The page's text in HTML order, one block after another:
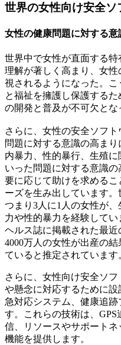
世界の女性向け安全ソ
女性の健康問題に対する意
世界中で女性が直面する
理解が著しく高まり、女
視されるようになった。
と福祉を擁護し保護する
の開発と普及が不可欠とな
さらに、女性の安全ソフ
問題に対する意識の高ま
内暴力、性的暴行、生殖
いった問題に対する意識
要に応じて助けを求める
ーズを生み出しています。
つまり3人に1人の女性が
力や性的暴力を経験して
ヘルス誌に掲載された最
4000万人の女性が出産の
ていると推定されています
さらに、女性向け安全ソ
や懸念に対応するために
急対応システム、健康追
す。これらの技術は、
信、リソースやサポート
機能を提供します。